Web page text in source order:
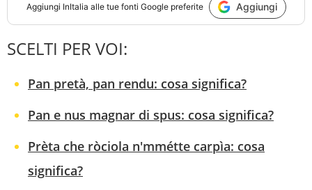
Aggiungi InItalia alle tue fonti Google preferite Aggiungi
SCELTI PER VOI:
Pan pretà, pan rendu: cosa significa?
Pan e nus magnar di spus: cosa significa?
Prèta che ròciola n'mmétte carpìa: cosa
significa?